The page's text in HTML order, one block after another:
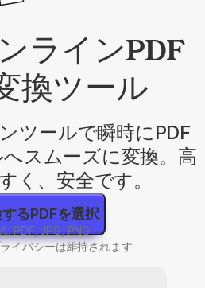
ラインPDF
換ツール
ツールで瞬時にPDF
スムーズに変換。高
く、安全です。
るPDFを選択
: PDF, JPG, PNG
イバシーは維持されます